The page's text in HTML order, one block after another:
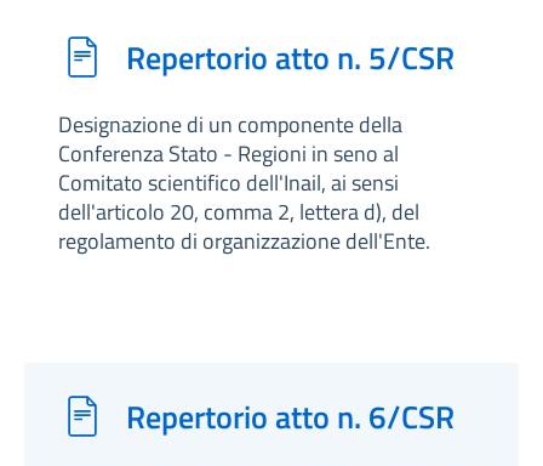
Repertorio atto n. 5/CSR
Designazione di un componente della
Conferenza Stato - Regioni in seno al
Comitato scientifico dell'Inail, ai sensi
dell'articolo 20, comma 2, lettera d), del
regolamento di organizzazione dell'Ente.
Repertorio atto n. 6/CSR